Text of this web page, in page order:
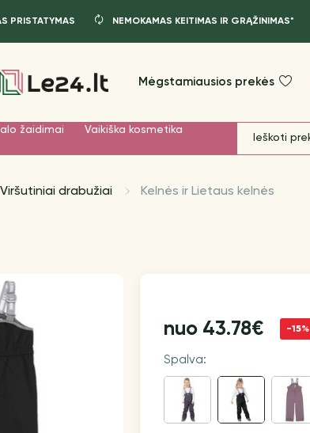
PRISTATYMAS NEMOKAMAS KEITIMAS IR GRĄŽINIMAS*
Mėgstamiausios prekės
žaidimai
Vaikiška kosmetika
Viršutiniai drabužiai Kelnės ir Lietaus kelnės
nuo 43.78€ -15%
Spalva: